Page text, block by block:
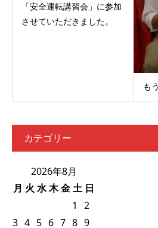
「安全運転講習会」に参加
させていただきました。
も
カテゴリー
2026年8月
月 火 水木金土 日
1
2
3 4 5 6 7 8 9